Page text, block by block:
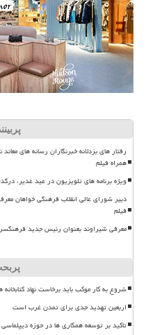
رفتار های بزدلانه خبرنگاران رسانه های
همراه فیلم
ویژه برنامه های تلویزیون در عید غدیر، درگذشت
دبیر شورای عالی انقلاب فرهنگی خواهان
فیلم
معرفی شیراوند بعنوان رئیس جدید
شروع به کار موکب باید برخاست نهاد
اربعین تهدید جدی برای تمدن غرب است
تاکید بر توسعه همکاری ها در حوزه